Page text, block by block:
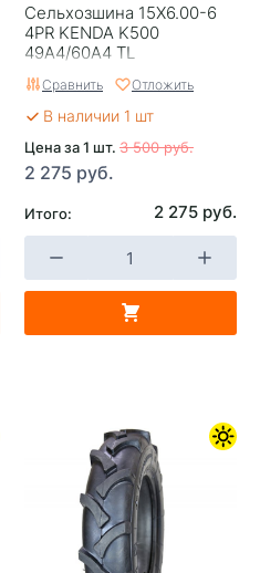
Сельхозшина 15X6.00-6
4PR KENDA K500
49A4/60A4 TL
Сравнить Отложить
В наличии 1 шт
Цена за 1 шт. 3 500 руб.
2 275 руб.
Итого: 2 275 руб.